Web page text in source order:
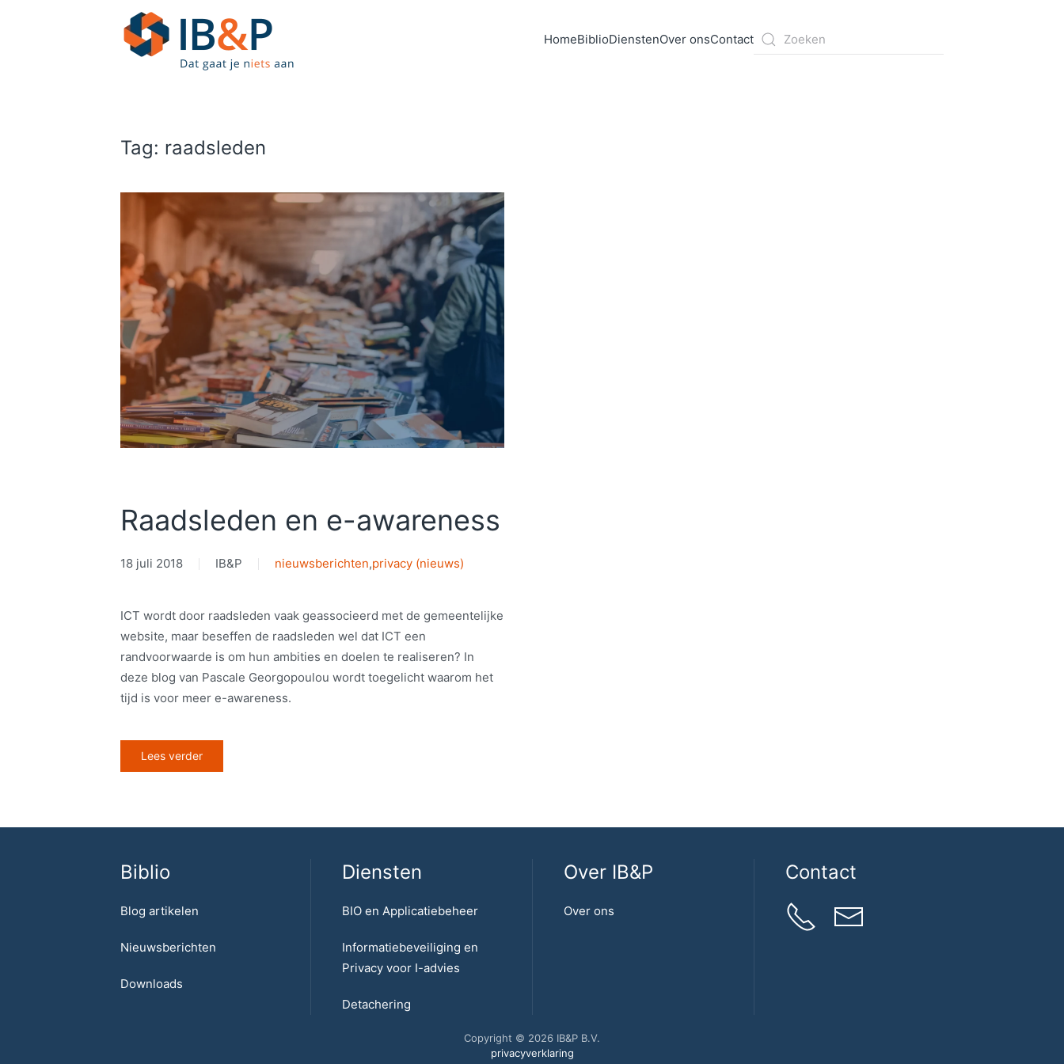
Skip to main content HomeBiblioDienstenOver onsContact
Tag: raadsleden
Raadsleden en e-awareness
18 juli 2018 IB&P nieuwsberichten,privacy (nieuws)
ICT wordt door raadsleden vaak geassocieerd met de gemeentelijke
website, maar beseffen de raadsleden wel dat ICT een
randvoorwaarde is om hun ambities en doelen te realiseren? In
deze blog van Pascale Georgopoulou wordt toegelicht waarom het
tijd is voor meer e-awareness.
Lees verder
Biblio
Blog artikelen
Nieuwsberichten
Downloads
Diensten
BIO en Applicatiebeheer
Informatiebeveiliging en
Privacy voor I-advies
Detachering
Over IB&P
Over ons
Contact
Copyright © 2026 IB&P B.V.
privacyverklaring